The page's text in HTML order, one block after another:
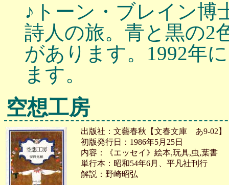
♪トーン・ブレイン博
詩人の旅。青と黒の2
があります。1992年
ます。
空想工房
出版社：文藝春秋【文春文庫 あ9-02】
初版発行日：1986年5月25日
内容：《エッセイ》絵本,玩具,虫,葉書
単行本：昭和54年6月、平凡社刊行
解説：野崎昭弘